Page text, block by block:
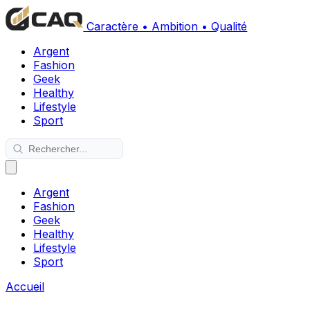
Caractère • Ambition • Qualité
Argent
Fashion
Geek
Healthy
Lifestyle
Sport
Argent
Fashion
Geek
Healthy
Lifestyle
Sport
Accueil